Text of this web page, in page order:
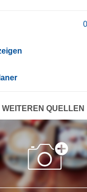
QUELLEN